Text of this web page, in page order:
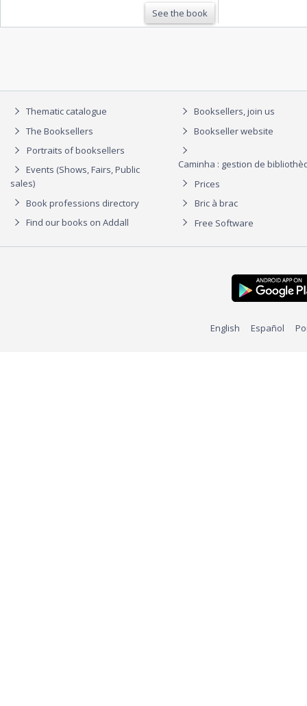
See the book
Thematic catalogue
The Booksellers
Portraits of booksellers
Events (Shows, Fairs, Public
sales)
Book professions directory
Find our books on Addall
Booksellers, join us
Bookseller website
Caminha : gestion de
Prices
Bric à brac
Free Software
English Español